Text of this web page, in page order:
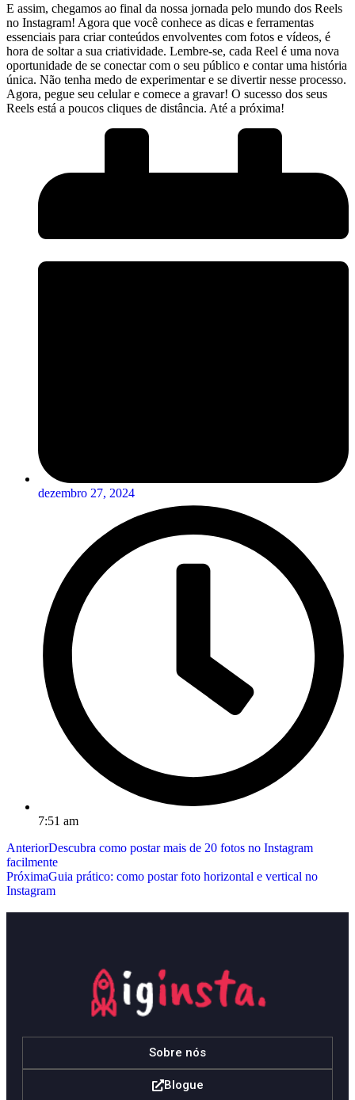
E assim, chegamos ao final da‍ nossa jornada pelo mundo dos Reels
no Instagram!​ Agora que você conhece as dicas e ferramentas
essenciais para criar conteúdos envolventes com fotos e vídeos, é
hora de soltar a sua criatividade. Lembre-se, cada Reel é uma nova
oportunidade de ⁣se conectar com o seu público e contar uma história
única. Não tenha medo de experimentar e se divertir nesse processo.
Agora, pegue seu ⁤celular e comece⁢ a gravar! O sucesso dos ⁤seus
Reels está a poucos cliques de distância. Até a próxima!
dezembro 27, 2024
7:51 am
AnteriorDescubra como postar mais de 20 fotos no Instagram
facilmente
PróximaGuia prático: como postar foto horizontal e vertical no
Instagram
Sobre nós
Blogue